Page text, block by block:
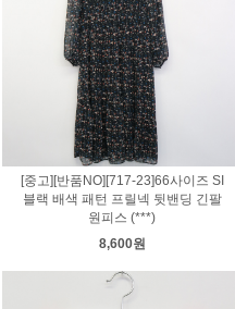
[중고][반품NO][717-23]66사이즈 SI
블랙 배색 패턴 프릴넥 뒷밴딩 긴팔
원피스 (***)
8,600원